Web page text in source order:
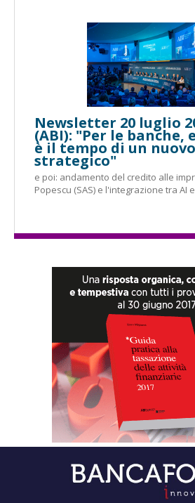
Newsletter 20 luglio
(ABI): "Per le banche,
è il tempo di un
strategico"
e poi: andamento del credito alle
Popescu (SAS) e l'integrazione tra AI